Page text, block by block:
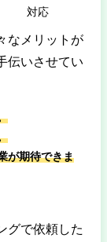
対応
なメリットが
伝いさせてい
が期待できま
グで依頼した